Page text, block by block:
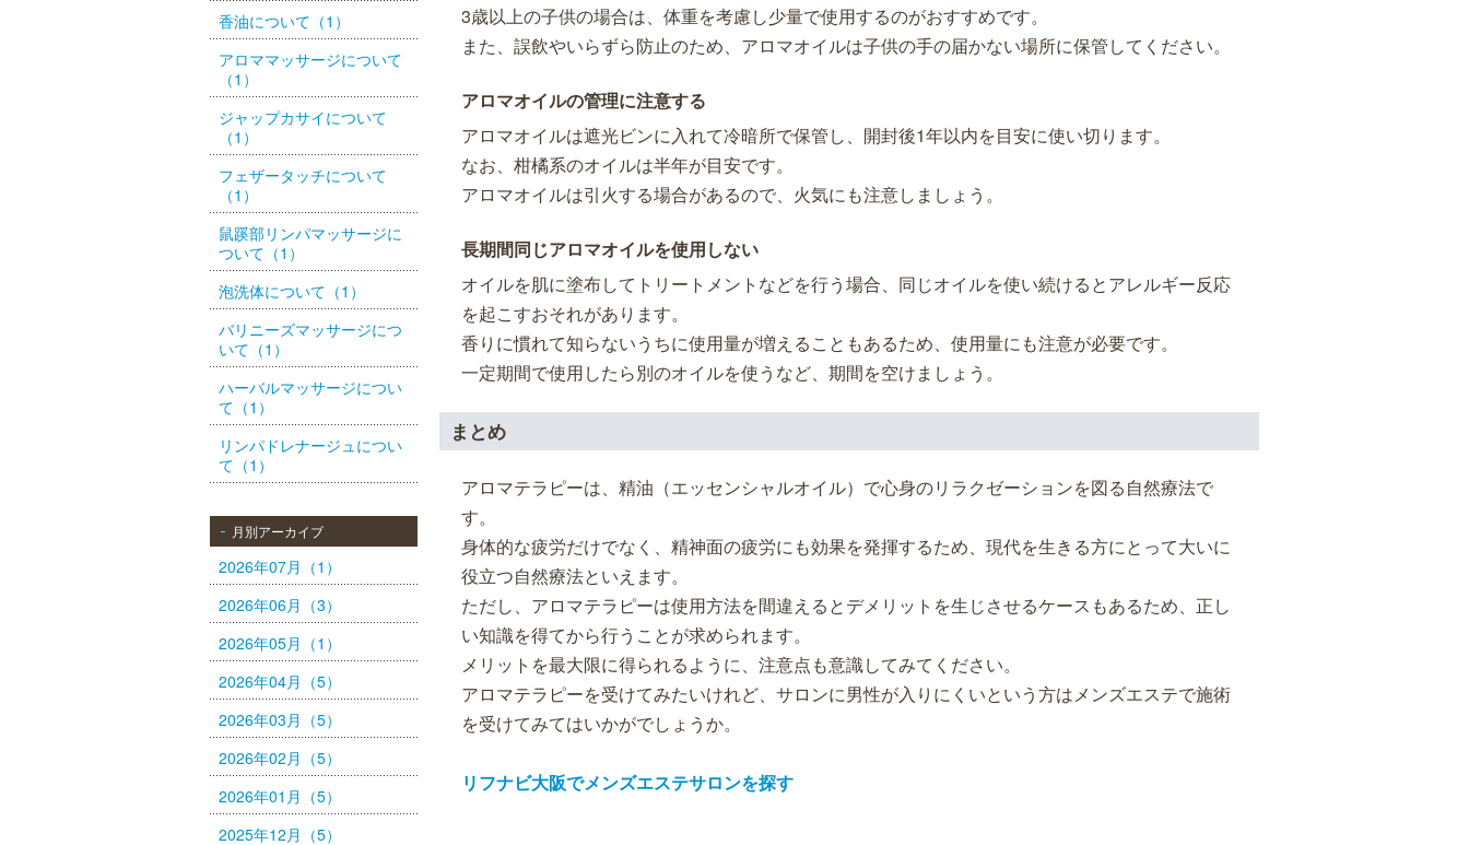
香油について（1）
アロママッサージについて
（1）
ジャップカサイについて
（1）
フェザータッチについて
（1）
鼠蹊部リンパマッサージに
ついて（1）
泡洗体について（1）
バリニーズマッサージにつ
いて（1）
ハーバルマッサージについ
て（1）
リンパドレナージュについ
て（1）
月別アーカイブ
2026年07月（1）
2026年06月（3）
2026年05月（1）
2026年04月（5）
2026年03月（5）
2026年02月（5）
2026年01月（5）
2025年12月（5）
3歳以上の子供の場合は、体重を考慮し少量で使用するのがおすすめです。
また、誤飲やいらずら防止のため、アロマオイルは子供の手の届かない場所に保管してください。
アロマオイルの管理に注意する
アロマオイルは遮光ビンに入れて冷暗所で保管し、開封後1年以内を目安に使い切ります。
なお、柑橘系のオイルは半年が目安です。
アロマオイルは引火する場合があるので、火気にも注意しましょう。
長期間同じアロマオイルを使用しない
オイルを肌に塗布してトリートメントなどを行う場合、同じオイルを使い続けるとアレルギー反応
を起こすおそれがあります。
香りに慣れて知らないうちに使用量が増えることもあるため、使用量にも注意が必要です。
一定期間で使用したら別のオイルを使うなど、期間を空けましょう。
まとめ
アロマテラピーは、精油（エッセンシャルオイル）で心身のリラクゼーションを図る自然療法で
す。
身体的な疲労だけでなく、精神面の疲労にも効果を発揮するため、現代を生きる方にとって大いに
役立つ自然療法といえます。
ただし、アロマテラピーは使用方法を間違えるとデメリットを生じさせるケースもあるため、正し
い知識を得てから行うことが求められます。
メリットを最大限に得られるように、注意点も意識してみてください。
アロマテラピーを受けてみたいけれど、サロンに男性が入りにくいという方はメンズエステで施術
を受けてみてはいかがでしょうか。
リフナビ大阪でメンズエステサロンを探す